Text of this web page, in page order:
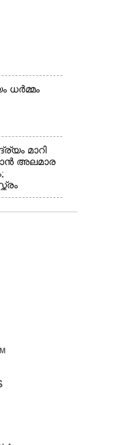
ധർമ്മം
മാറി
അലമാര